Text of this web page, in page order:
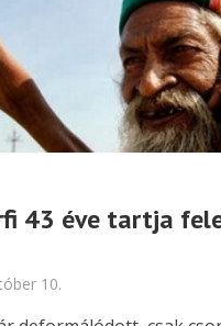
43 éve tartja
10.